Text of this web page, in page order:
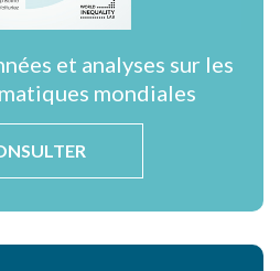
et analyses sur les
mondiales